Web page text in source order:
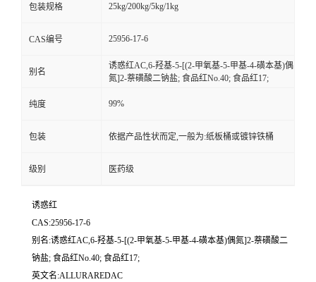
包装规格 25kg/200kg/5kg/1kg
CAS编号 25956-17-6
别名
诱惑红AC,6-羟基-5-[(2-甲氧基-5-甲基-4-磺本基)偶
氮]2-萘磺酸二钠盐; 食品红No.40; 食品红17;
纯度 99%
包装 依据产品性状而定,一般为:纸板桶或镀锌铁桶
级别 医药级
诱惑红
CAS:25956-17-6
别名:诱惑红AC,6-羟基-5-[(2-甲氧基-5-甲基-4-磺本基)偶氮]2-萘磺酸二
钠盐; 食品红No.40; 食品红17;
英文名:ALLURAREDAC